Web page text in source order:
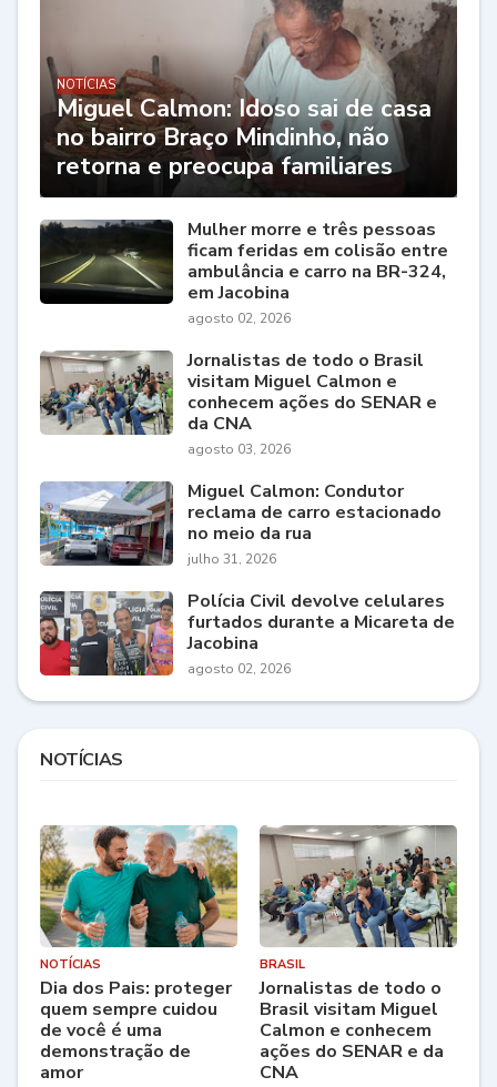
NOTÍCIAS
Miguel Calmon: Idoso sai de casa
no bairro Braço Mindinho, não
retorna e preocupa familiares
Mulher morre e três pessoas
ficam feridas em colisão entre
ambulância e carro na BR-324,
em Jacobina
agosto 02, 2026
Jornalistas de todo o Brasil
visitam Miguel Calmon e
conhecem ações do SENAR e
da CNA
agosto 03, 2026
Miguel Calmon: Condutor
reclama de carro estacionado
no meio da rua
julho 31, 2026
Polícia Civil devolve celulares
furtados durante a Micareta de
Jacobina
agosto 02, 2026
NOTÍCIAS
NOTÍCIAS
Dia dos Pais: proteger
quem sempre cuidou
de você é uma
demonstração de
amor
BRASIL
Jornalistas de todo o
Brasil visitam Miguel
Calmon e conhecem
ações do SENAR e da
CNA